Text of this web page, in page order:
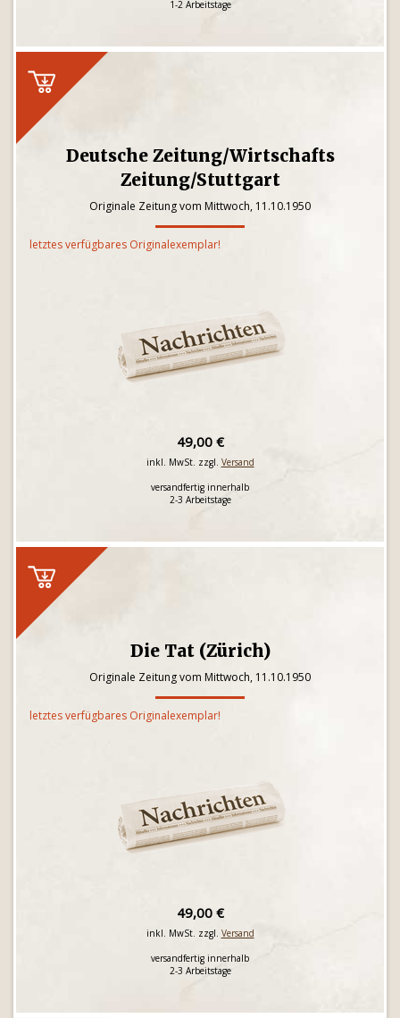
1-2 Arbeitstage
Deutsche Zeitung/Wirtschafts
Zeitung/Stuttgart
Originale Zeitung vom Mittwoch, 11.10.1950
letztes verfügbares Originalexemplar!
49,00 €
inkl. MwSt. zzgl. Versand
versandfertig innerhalb
2-3 Arbeitstage
Die Tat (Zürich)
Originale Zeitung vom Mittwoch, 11.10.1950
letztes verfügbares Originalexemplar!
49,00 €
inkl. MwSt. zzgl. Versand
versandfertig innerhalb
2-3 Arbeitstage